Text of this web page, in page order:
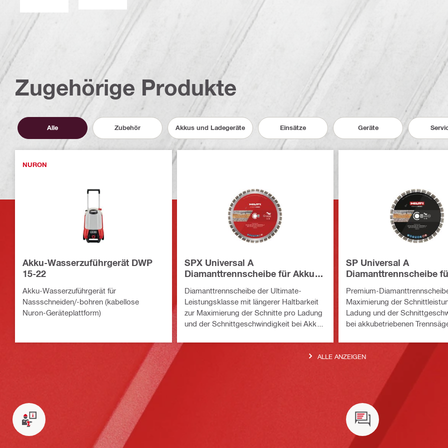
Zugehörige Produkte
Alle Zubehör Akkus und Ladegeräte Einsätze Geräte
NURON
Akku-Wasserzuführgerät DWP
15-22
Akku-Wasserzuführgerät für
Nassschneiden/-bohren (kabellose
Nuron-Geräteplattform)
SPX Universal A
Diamanttrennscheibe für Akku-
Diamanttrennscheibe der Ultimate-
Leistungsklasse mit längerer Haltbarkeit
zur Maximierung der Schnitte pro Ladung
und der Schnittgeschwindigkeit bei Akku-
Untergrundmaterialien
SP Universal A
Diamanttrennscheibe
Premium-
Maximierung der
Ladung und der
bei akkubetriebenen
ALLE ANZEIGEN